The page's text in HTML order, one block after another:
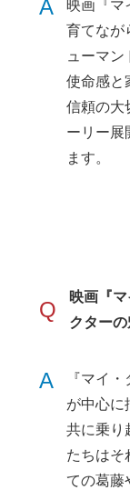
A
映画『マ
育てなが
ューマ
使命感と
信頼の大
ーリー展
ます。
Q
映画『
クター
A
『マイ
が中心に
共に乗り
たちはそ
ての葛藤